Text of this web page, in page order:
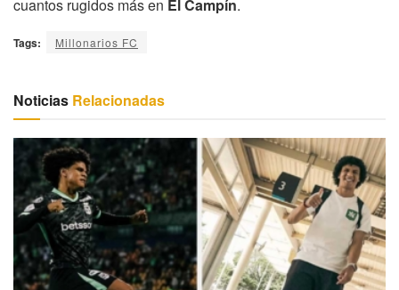
cuantos rugidos más en El Campín.
Tags: Millonarios FC
Noticias Relacionadas